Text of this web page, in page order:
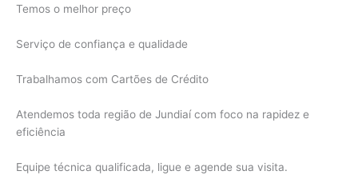
Temos o melhor preço
Serviço de confiança e qualidade
Trabalhamos com Cartões de Crédito
Atendemos toda região de Jundiaí com foco na rapidez e
eficiência
Equipe técnica qualificada, ligue e agende sua visita.